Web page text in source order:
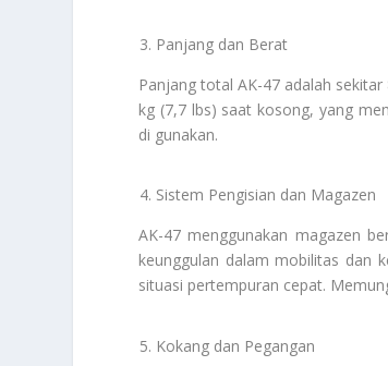
Panjang dan Berat
Panjang total AK-47 adalah
kg (7,7 lbs) saat kosong, yang
di gunakan.
Sistem Pengisian dan Magazen
AK-47 menggunakan magazen
keunggulan dalam mobilitas dan
situasi pertempuran cepat.
Kokang dan Pegangan